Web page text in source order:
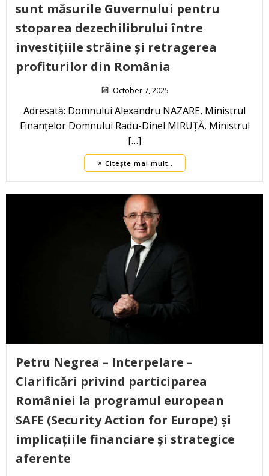
sunt măsurile Guvernului pentru
stoparea dezechilibrului între
investițiile străine și retragerea
profiturilor din România
October 7, 2025
Adresată: Domnului Alexandru NAZARE, Ministrul
Finanțelor Domnului Radu-Dinel MIRUȚĂ, Ministrul
[…]
Citește mai mult..
Petru Negrea – Interpelare –
Clarificări privind participarea
României la programul european
SAFE (Security Action for Europe) și
implicațiile financiare și strategice
aferente